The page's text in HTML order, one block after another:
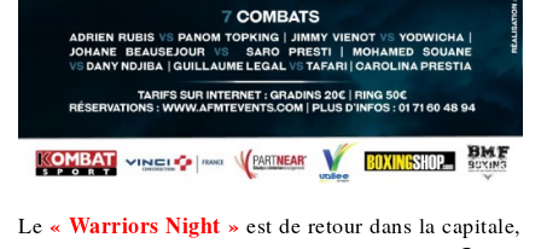
Le « Warriors Night » est de retour dans la capitale,